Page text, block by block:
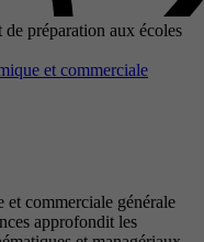
préparation aux écoles
et commerciale
et commerciale générale
approfondit les